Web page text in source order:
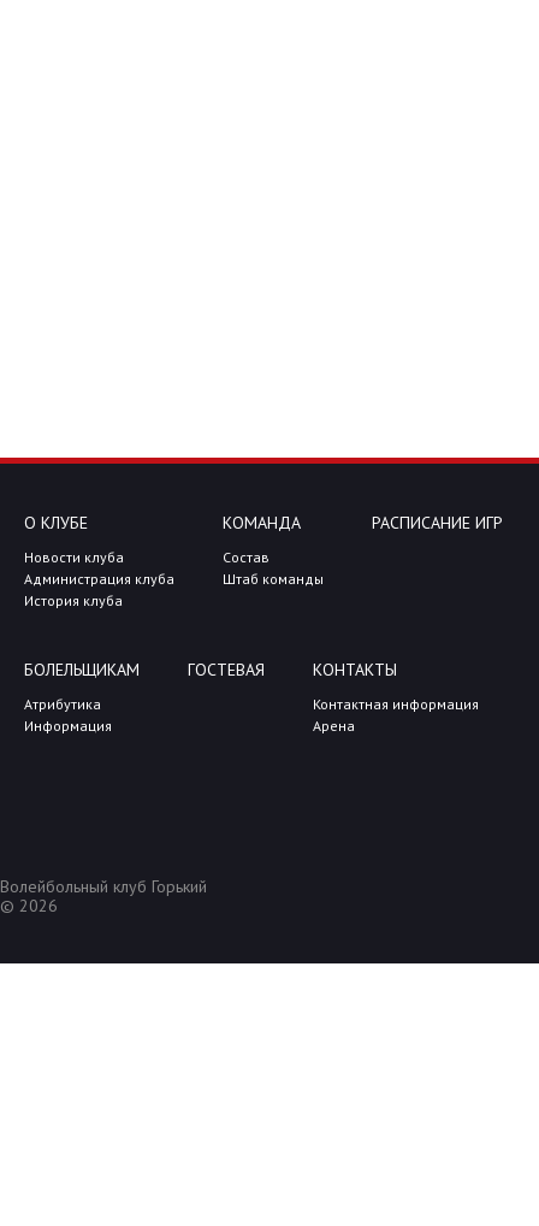
О КЛУБЕ
Новости клуба
Администрация клуба
История клуба
КОМАНДА
Состав
Штаб команды
РАСПИСАНИЕ ИГР
БОЛЕЛЬЩИКАМ
Атрибутика
Информация
ГОСТЕВАЯ КОНТАКТЫ
Контактная информация
Арена
Волейбольный клуб Горький
© 2026